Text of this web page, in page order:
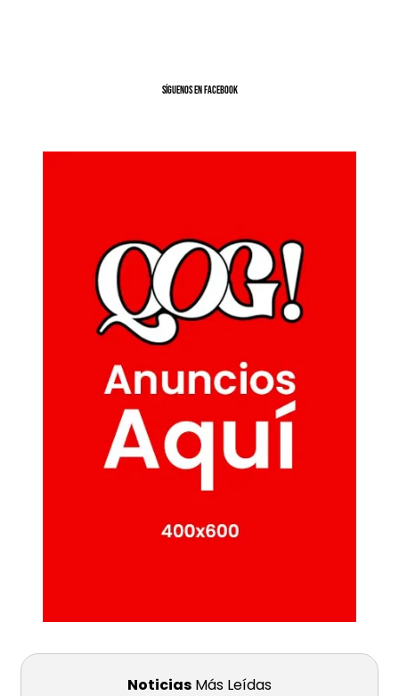
SíGUENOS EN FACEBOOK
Noticias Más Leídas